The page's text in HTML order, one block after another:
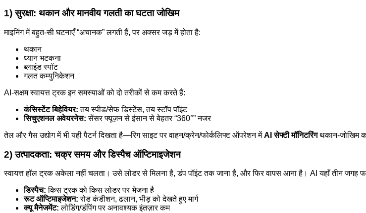
1) सुरक्षा: थकान और मानवीय गलती का घटता जोखिम
माइनिंग में बहुत-सी घटनाएँ “अचानक” लगती हैं, पर अक्सर जड़ में होता है:
थकान
ध्यान भटकना
ब्लाइंड स्पॉट
गलत कम्युनिकेशन
AI-सक्षम स्वायत्त ट्रक इन समस्याओं को दो तरीकों से कम करते हैं:
कंसिस्टेंट बिहेवियर: तय स्पीड/सेफ डिस्टेंस, तय स्टॉप पॉइंट
सिचुएशनल अवेयरनेस: सेंसर फ्यूज़न से इंसान से बेहतर “360°” नजर
तेल और गैस उद्योग में भी यही पैटर्न दिखता है—रिग साइट पर वाहन/क्रेन/फोर्कलिफ्ट ऑपरेशन मेंAI सेफ्टी मॉनिटरिंगथकान-जोखिम
2) उत्पादकता: चक्र समय और डिस्पैच ऑप्टिमाइजेशन
स्वायत्त हॉल ट्रक अकेला नहीं चलता। उसे लोडर से मिलना है, डंप पॉइंट तक जाना है, और फिर वापस आना है। AI यहाँ तीन जगह
डिस्पैच: किस ट्रक को किस लोडर पर भेजना है
रूट ऑप्टिमाइजेशन: रोड कंडीशन, ढलान, भीड़ को देखते हुए मार्ग
क्यू मैनेजमेंट: लोडिंग/डंपिंग पर अनावश्यक इंतज़ार कम